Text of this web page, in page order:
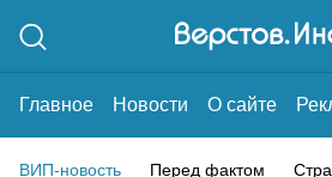
Главное Новости О сайте
ВИП-новость Перед фактом